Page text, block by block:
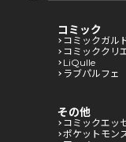
コミック
コミックガル
コミッククリ
LiQulle
ラブパルフェ
その他
コミックエッ
ポケットモン